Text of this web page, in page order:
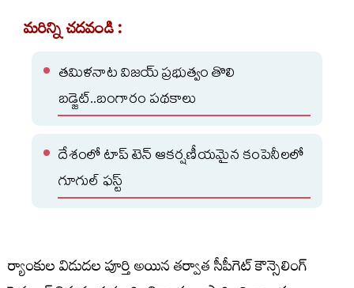
మరిన్ని చదవండి :
తమిళనాట విజయ్ ప్రభుత్వం తొలి
బడ్జెట్‌..బంగారం పథకాలు
దేశంలో టాప్ టెన్ ఆకర్షణీయమైన కంపెనీలలో
గూగుల్‌ ఫస్ట్‌
ర్యాంకుల విడుదల పూర్తి అయిన తర్వాత సీపీగెట్ కౌన్సెలింగ్